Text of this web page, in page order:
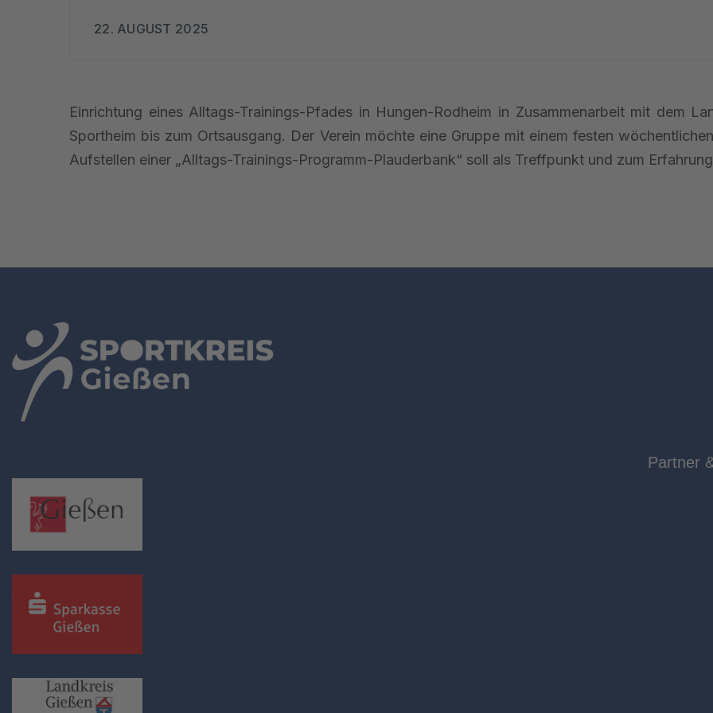
22. AUGUST 2025
Einrichtung eines Alltags-Trainings-Pfades in Hungen-Rodheim in Zusammenarbeit mit dem
Sportheim bis zum Ortsausgang. Der Verein möchte eine Gruppe mit einem festen
Aufstellen einer „Alltags-Trainings-Programm-Plauderbank“ soll als Treffpunkt und zum
Partner